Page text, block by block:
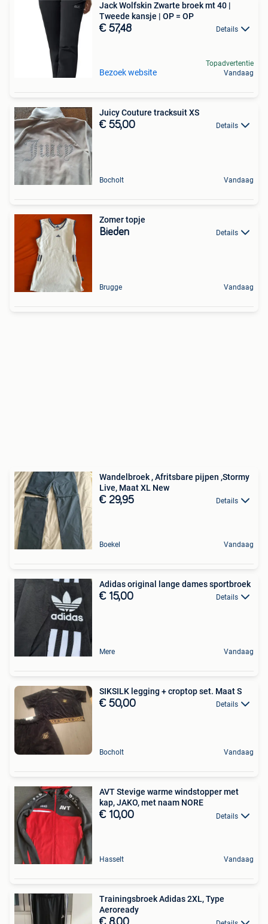
Jack Wolfskin Zwarte broek mt 40 |
Tweede kansje | OP = OP
€ 57,48 Details
Bezoek website
Topadvertentie
Vandaag
Juicy Couture tracksuit XS
€ 55,00 Details
Bocholt Vandaag
Zomer topje
Bieden Details
Brugge Vandaag
Wandelbroek , Afritsbare pijpen ,Stormy
Live, Maat XL New
€ 29,95 Details
Boekel Vandaag
Adidas original lange dames sportbroek
€ 15,00 Details
Mere Vandaag
SIKSILK legging + croptop set. Maat S
€ 50,00 Details
Bocholt Vandaag
AVT Stevige warme windstopper met
kap, JAKO, met naam NORE
€ 10,00 Details
Hasselt Vandaag
Trainingsbroek Adidas 2XL, Type
Aeroready